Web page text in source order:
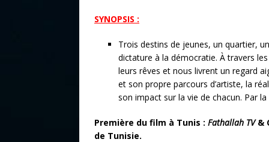
SYNOPSIS :
Trois destins de jeunes, un quartier,
dictature à la démocratie. À travers
leurs rêves et nous livrent un regard
et son propre parcours d’artiste, la
son impact sur la vie de chacun. Par
Première du film à Tunis : Fathallah TV&
de Tunisie.